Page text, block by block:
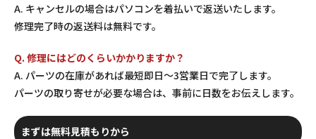
A. キャンセルの場合はパソコンを着払いで返送いたします。
修理完了時の返送料は無料です。
Q. 修理にはどのくらいかかりますか？
A. パーツの在庫があれば最短即日〜3営業日で完了します。
パーツの取り寄せが必要な場合は、事前に日数をお伝えします。
まずは無料見積もりから